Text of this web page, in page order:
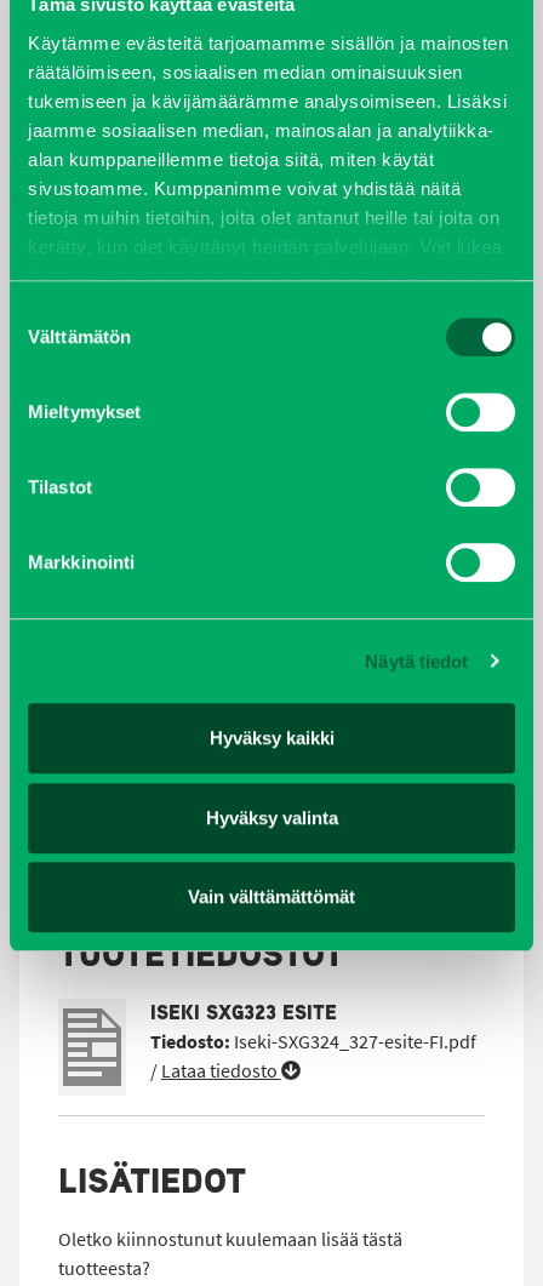
Tämä sivusto käyttää evästeitä
Käytämme evästeitä tarjoamamme sisällön ja mainosten
räätälöimiseen, sosiaalisen median ominaisuuksien
tukemiseen ja kävijämäärämme analysoimiseen. Lisäksi
jaamme sosiaalisen median, mainosalan ja analytiikka-
alan kumppaneillemme tietoja siitä, miten käytät
sivustoamme. Kumppanimme voivat yhdistää näitä
tietoja muihin tietoihin, joita olet antanut heille tai joita on
kerätty, kun olet käyttänyt heidän palvelujaan. Voit lukea
lisää evästeistä sekä muuttaa hyväksyntääsievästeet
valinta
Välttämätön
Mieltymykset
Tilastot
Markkinointi
Näytä tiedot
Hyväksy kaikki
Hyväksy valinta
Vain välttämättömät
TAKAISIN HAKUEHTOIHIN
TEKNISET TIEDOT
Ruohonleikkuri
24
22/25 hv
Voimansiirto
hydrostaattinen
Ohjaustapa
Hydraulinen
Pituus mm
3215
17/19 km/h
Työleveys
122/137 cm
Tyhjennyskorkeus mm
1990/2010
TUOTETIEDOSTOT
ISEKI SXG323 ESITE
Tiedosto: Iseki-SXG324_327-esite-FI.pdf
/Lataa tiedosto
LISÄTIEDOT
Oletko kiinnostunut kuulemaan lisää tästä
tuotteesta?